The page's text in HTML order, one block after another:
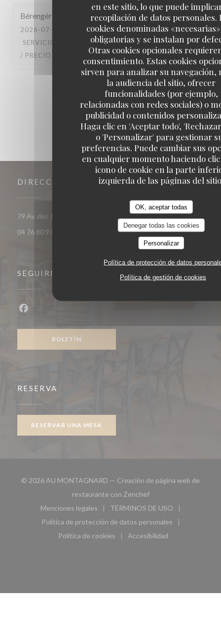
en este sitio, lo que puede
recopilación de datos personales.
cookies denominadas
obligatorias y se instalan por
Otras cookies opcionales
consentimiento. Estas cookies
sirven para analizar su navegación,
la audiencia del sitio, ofrecer
funcionalidades (por ejemplo,
relacionadas con redes sociales) o
publicidad o contenidos
Haga clic en 'Aceptar todo',
o 'Personalizar' para gestionar
preferencias. Puede cambiar sus
en cualquier momento haciendo
icono de cookie en la parte
izquierda de las páginas del
OK, aceptar todas
Denegar todas las cookies
Personalizar
Política de protección de datos
Política de gestión de cookies
Bérengère
2026-07-18
- 19:15 - INVITADOS 6
SERVICIO
AMBIENTE: 4/5 MENÚ: 5/5 CALIDAD
/ PRECIO
2 3
DIRECCIÓN
79 Av. des Jeux - Galerie de l'ours blanc 38750 Huez((abre en una
04 76 80 97 35
SEGUIRNOS
BOLETÍN
RESERVA
RESERVAR UNA MESA
© 2026 AU MONTAGNARD — Creación de página web de
restaurante con Zenchef((abre en una nueva
Menciones legales
((abre en una nueva ventana))
TÉRMINOS DE USO
((abre en una nueva
Política de protección de datos personales
((abre en una nueva ventana))
Política de cookies
((abre en una nueva ventana))
Accesibilidad